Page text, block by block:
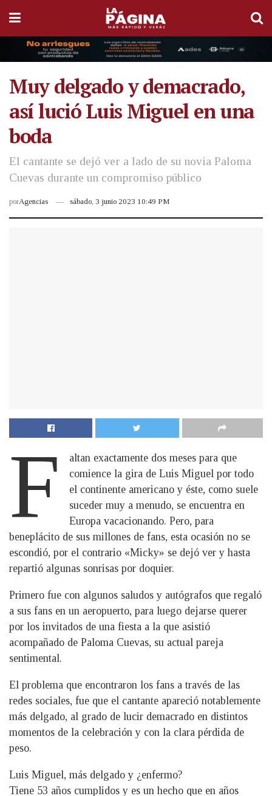
Muy delgado y demacrado,
así lució Luis Miguel en una
boda
El cantante se dejó ver a lado de su novia Paloma
Cuevas durante un compromiso público
porAgencias sábado, 3 junio 2023 10:49 PM
F
altan exactamente dos meses para que
comience la gira de Luis Miguel por todo
el continente americano y éste, como suele
suceder muy a menudo, se encuentra en
Europa vacacionando. Pero, para
beneplácito de sus millones de fans, esta ocasión no se
escondió, por el contrario «Micky» se dejó ver y hasta
repartió algunas sonrisas por doquier.
Primero fue con algunos saludos y autógrafos que regaló
a sus fans en un aeropuerto, para luego dejarse querer
por los invitados de una fiesta a la que asistió
acompañado de Paloma Cuevas, su actual pareja
sentimental.
El problema que encontraron los fans a través de las
redes sociales, fue que el cantante apareció notablemente
más delgado, al grado de lucir demacrado en distintos
momentos de la celebración y con la clara pérdida de
peso.
Luis Miguel, más delgado y ¿enfermo?
Tiene 53 años cumplidos y es un hecho que en años